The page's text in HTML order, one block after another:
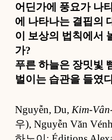
어딘가에 풍요가 나
에 나타나는 결핍의
이 보상의 법칙에서
가?
푸른 하늘은 장밋빛
벌이는 습관을 들였
Nguyễn, Du, Kim-
우), Nguyễn Văn